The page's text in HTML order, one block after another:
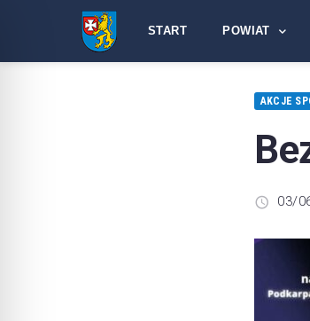
START POWIAT
AKCJE
03/